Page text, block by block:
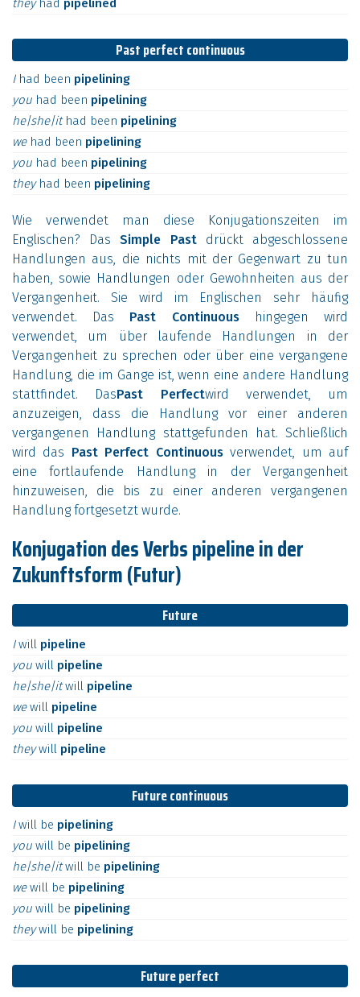
they had pipelined
Past perfect continuous
I had been pipelining
you had been pipelining
he|she|it had been pipelining
we had been pipelining
you had been pipelining
they had been pipelining
Wie verwendet man diese Konjugationszeiten im
Englischen? DasSimple Pastdrückt abgeschlossene
Handlungen aus, die nichts mit der Gegenwart zu tun
haben, sowie Handlungen oder Gewohnheiten aus der
Vergangenheit. Sie wird im Englischen sehr häufig
verwendet. Das Past Continuoushingegen wird
verwendet, um über laufende Handlungen in der
Vergangenheit zu sprechen oder über eine vergangene
Handlung, die im Gange ist, wenn eine andere Handlung
stattfindet. DasPast Perfectwird verwendet, um
anzuzeigen, dass die Handlung vor einer anderen
vergangenen Handlung stattgefunden hat. Schließlich
wird das Past Perfect Continuousverwendet, um auf
eine fortlaufende Handlung in der Vergangenheit
hinzuweisen, die bis zu einer anderen vergangenen
Handlung fortgesetzt wurde.
Konjugation des Verbs pipeline in der
Zukunftsform (Futur)
Future
Iwill pipeline
you will pipeline
he|she|itwill pipeline
wewill pipeline
you will pipeline
theywill pipeline
Future continuous
Iwill be pipelining
you will be pipelining
he|she|itwill be pipelining
wewill be pipelining
you will be pipelining
theywill be pipelining
Future perfect